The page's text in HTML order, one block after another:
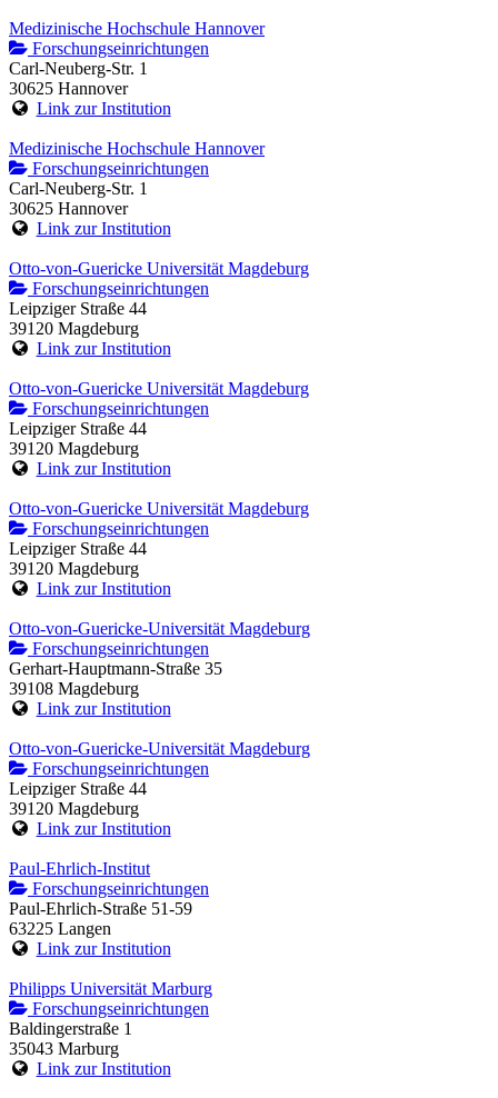
Medizinische Hochschule Hannover
Forschungseinrichtungen
Carl-Neuberg-Str. 1
30625 Hannover
Link zur Institution
Medizinische Hochschule Hannover
Forschungseinrichtungen
Carl-Neuberg-Str. 1
30625 Hannover
Link zur Institution
Otto-von-Guericke Universität Magdeburg
Forschungseinrichtungen
Leipziger Straße 44
39120 Magdeburg
Link zur Institution
Otto-von-Guericke Universität Magdeburg
Forschungseinrichtungen
Leipziger Straße 44
39120 Magdeburg
Link zur Institution
Otto-von-Guericke Universität Magdeburg
Forschungseinrichtungen
Leipziger Straße 44
39120 Magdeburg
Link zur Institution
Otto-von-Guericke-Universität Magdeburg
Forschungseinrichtungen
Gerhart-Hauptmann-Straße 35
39108 Magdeburg
Link zur Institution
Otto-von-Guericke-Universität Magdeburg
Forschungseinrichtungen
Leipziger Straße 44
39120 Magdeburg
Link zur Institution
Paul-Ehrlich-Institut
Forschungseinrichtungen
Paul-Ehrlich-Straße 51-59
63225 Langen
Link zur Institution
Philipps Universität Marburg
Forschungseinrichtungen
Baldingerstraße 1
35043 Marburg
Link zur Institution